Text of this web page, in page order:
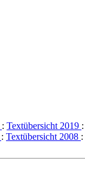
: Textübersicht 2019 :
: Textübersicht 2008 :